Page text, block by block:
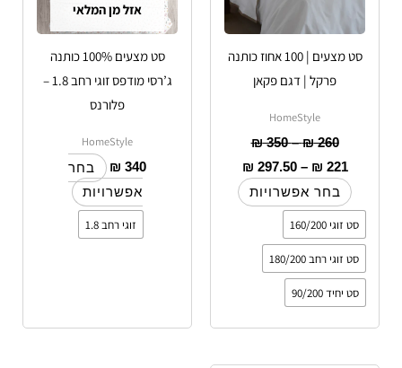
סט מצעים | 100 אחוז כותנה
פרקל | דגם פקאן
HomeStyle
₪260
–
₪350
₪ 221
–
₪ 297.50
בחר אפשרויות
את
האפשרויות
בעמוד
סט זוגי 160/200
סט זוגי רחב 180/200
סט יחיד 90/200
אזל מן המלאי
סט מצעים 100% כותנה
ג’רסי מודפס זוגי רחב 1.8 –
פלורנס
HomeStyle
₪ 340
בחר
אפשרויות
האפשרויות
בעמוד
המוצר
זוגי רחב 1.8